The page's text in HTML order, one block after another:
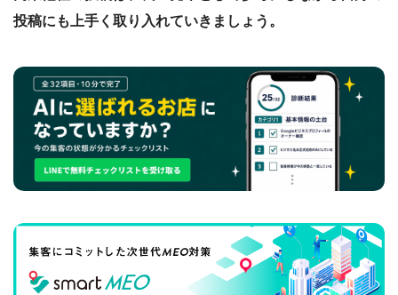
投稿にも上手く取り入れていきましょう。